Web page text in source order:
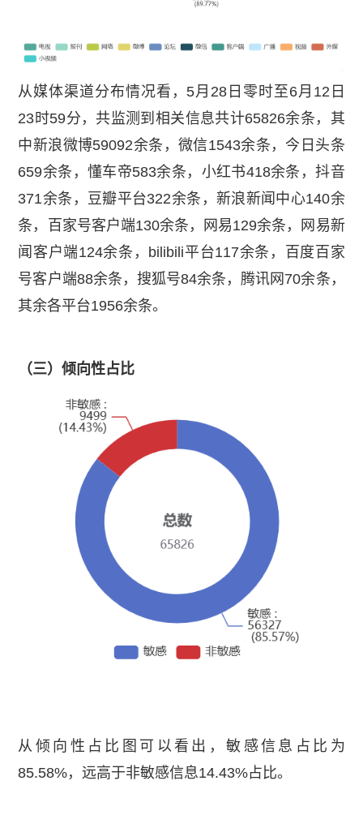
从媒体渠道分布情况看，5月28日零时至6月12日
23时59分，共监测到相关信息共计65826余条，其
中新浪微博59092余条，微信1543余条，今日头条
659余条，懂车帝583余条，小红书418余条，抖音
371余条，豆瓣平台322余条，新浪新闻中心140余
条，百家号客户端130余条，网易129余条，网易新
闻客户端124余条，bilibili平台117余条，百度百家
号客户端88余条，搜狐号84余条，腾讯网70余条，
其余各平台1956余条。
（三）倾向性占比
从倾向性占比图可以看出，敏感信息占比为
85.58%，远高于非敏感信息14.43%占比。